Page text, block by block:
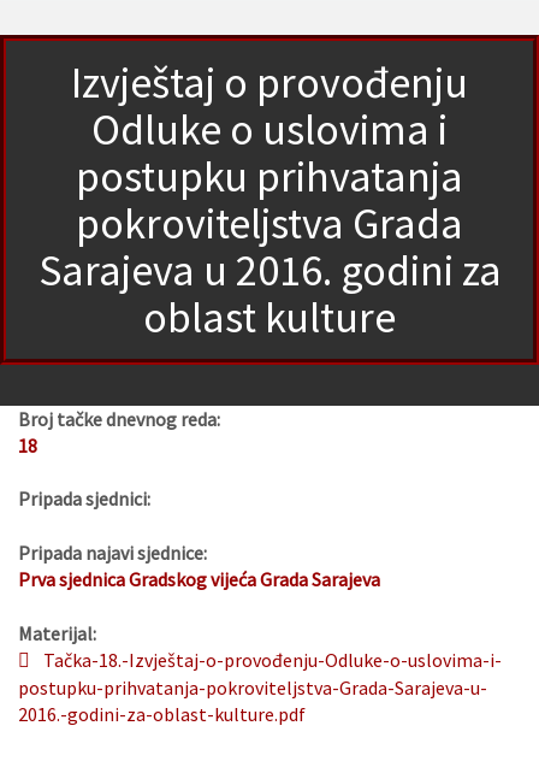
Izvještaj o provođenju
Odluke o uslovima i
postupku prihvatanja
pokroviteljstva Grada
Sarajeva u 2016. godini za
oblast kulture
Broj tačke dnevnog reda:
18
Pripada sjednici:
Pripada najavi sjednice:
Prva sjednica Gradskog vijeća Grada Sarajeva
Materijal:
Tačka-18.-Izvještaj-o-provođenju-Odluke-o-uslovima-i-
postupku-prihvatanja-pokroviteljstva-Grada-Sarajeva-u-
2016.-godini-za-oblast-kulture.pdf